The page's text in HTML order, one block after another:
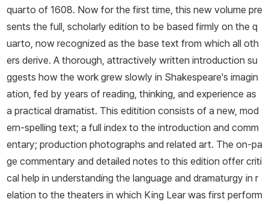
quarto of 1608. Now for the first time, this new volume pre
sents the full, scholarly edition to be based firmly on the q
uarto, now recognized as the base text from which all oth
ers derive. A thorough, attractively written introduction su
ggests how the work grew slowly in Shakespeare's imagin
ation, fed by years of reading, thinking, and experience as
a practical dramatist. This editition consists of a new, mod
ern-spelling text; a full index to the introduction and comm
entary; production photographs and related art. The on-pa
ge commentary and detailed notes to this edition offer criti
cal help in understanding the language and dramaturgy in r
elation to the theaters in which King Lear was first perform